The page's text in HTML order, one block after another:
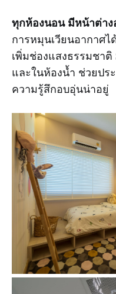
ทุกห้องนอน มีหน้าต่าง
การหมุนเวียนอากาศ
เพิ่มช่องแสงธรรมชาติ
และในห้องน้ำ ช่วยปร
ความรู้สึกอบอุ่นน่าอยู่